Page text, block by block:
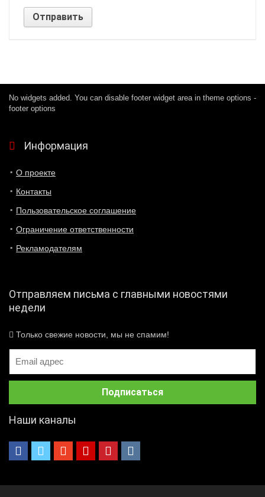
No widgets added. You can disable footer widget area in theme options -
footer options
Информация
О проекте
Контакты
Пользовательское соглашение
Ограничение ответственности
Рекламодателям
Отправляем письма с главными новостями
недели
Только свежие новости, мы не спамим!
Наши каналы